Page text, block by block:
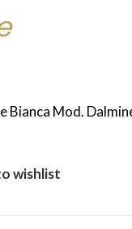
Bianca Mod.
wishlist